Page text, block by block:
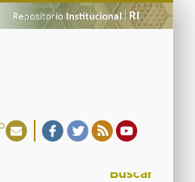
Buscar